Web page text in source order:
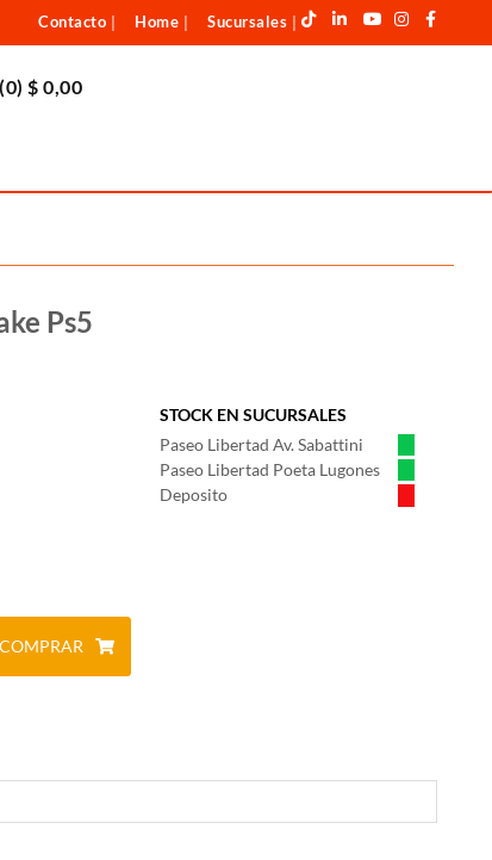
Contacto Home Sucursales
(0)$ 0,00
Ps5
STOCK EN SUCURSALES
Paseo Libertad Av. Sabattini
Paseo Libertad Poeta Lugones
Deposito
COMPRAR